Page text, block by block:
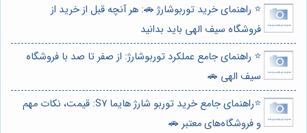
⭐️ راهنمای خرید توربوشارژ 🚗: هر آنچه قبل از خرید از
فروشگاه سیف الهی باید بدانید
⭐️ راهنمای جامع عملکرد توربوشارژ: از صفر تا صد با فروشگاه
سیف الهی 🚗
⭐️راهنمای جامع خرید توربو شارژ هایما S7: قیمت، نکات مهم
و فروشگاه‌های معتبر 🚗